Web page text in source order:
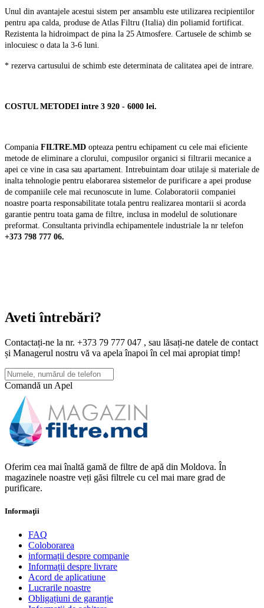
Unul din avantajele acestui sistem per ansamblu este utilizarea recipientilor
pentru apa calda, produse de Atlas Filtru (Italia) din poliamid fortificat.
Rezistenta la hidroimpact de pina la 25 Atmosfere. Cartusele de schimb se
inlocuiesc o data la 3-6 luni.
* rezerva cartusului de schimb este determinata de calitatea apei de intrare.
COSTUL METODEI intre 3 920 - 6000 lei.
Compania FILTRE.MD opteaza pentru echipament cu cele mai eficiente
metode de eliminare a clorului, compusilor organici si filtrarii mecanice a
apei ce vine in casa sau apartament. Intrebuintam doar utilaje si materiale de
inalta tehnologie pentru elaborarea sistemelor de purificare a apei produse
de companiile cele mai recunoscute in lume. Colaboratorii companiei
noastre poarta responsabilitate totala pentru realizarea montarii si acorda
garantie pentru toata gama de filtre, inclusa in modelul de solutionare
preformat. Consultanta privindla echipamentele industriale la nr telefon
+373 798 777 06.
Aveti întrebări?
Contactați-ne la nr. +373 79 777 047 , sau lăsați-ne datele de contact
și Managerul nostru vă va apela înapoi în cel mai apropiat timp!
Comandă un Apel
Oferim cea mai înaltă gamă de filtre de apă din Moldova. În
magazinele noastre veți găsi filtrele cu cel mai mare grad de
purificare.
Informaţii
FAQ
Coloborarea
informații despre companie
Informații despre livrare
Acord de aplicatiune
Lucrarile noastre
Obligațiuni de garanție